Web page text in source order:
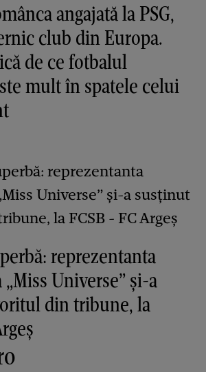
angajată la PSG,
club din Europa.
de ce fotbalul
mult în spatele celui
reprezentanta
Universe” și-a
din tribune, la